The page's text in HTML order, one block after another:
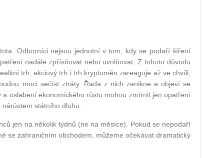
Odborníci nejsou jednotní v tom, kdy se podaří šíření
nadále zpřísňovat nebo uvolňovat. Z tohoto důvodu
trh, akciový trh i trh kryptoměn zareaguje až ve chvíli,
moci sečíst ztráty. Řada z nich zanikne a objeví se
oslabení ekonomického růstu mohou zmírnit jen opatření
státního dluhu.
jen na několik týdnů (ne na měsíce). Pokud se nepodaří
se zahraničním obchodem, můžeme očekávat dramatický